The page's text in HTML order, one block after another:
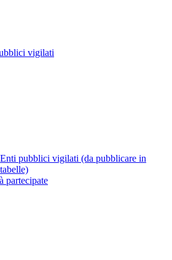
vigilati
Enti pubblici vigilati (da pubblicare in
tabelle)
partecipate